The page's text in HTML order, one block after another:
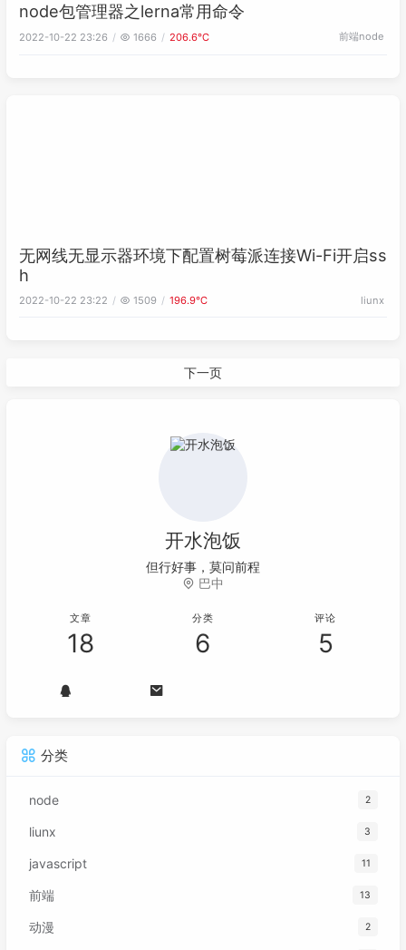
node包管理器之lerna常用命令
2022-10-22 23:26 1666 206.6℃ 前端node
无网线无显示器环境下配置树莓派连接Wi-Fi开启ss
h
2022-10-22 23:22 1509 196.9℃ liunx
下一页
开水泡饭
但行好事，莫问前程
巴中
文章
18
分类
6
评论
5
分类
node 2
liunx 3
javascript 11
前端 13
动漫 2